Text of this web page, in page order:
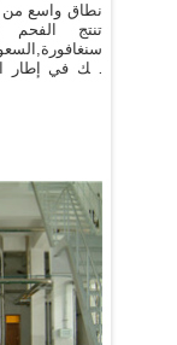
نطاق واسع من
تنتج
ذلك في إطار